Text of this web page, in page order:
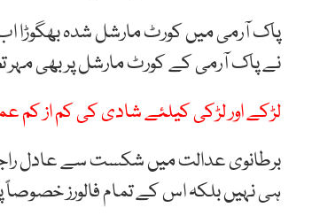
پاک آرمی میں کورٹ مارشل شدہ بھگوڑا
نے پاک آرمی کے کورٹ مارشل پر بھی
لڑکے اور لڑکی کیلئے شادی کی کم از کم عمر 18 سال
برطانوی عدالت میں شکست سے عادل
ہی نہیں بلکہ اس کے تمام فالورز